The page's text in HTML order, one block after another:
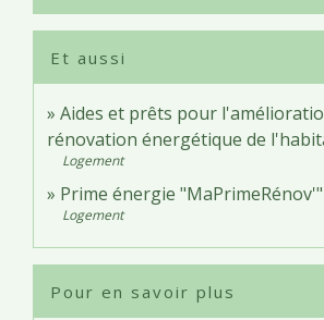
Et aussi
Aides et prêts pour
rénovation énergétique de
Logement
Prime énergie "MaPrimeRénov'"
Logement
Pour en savoir plus